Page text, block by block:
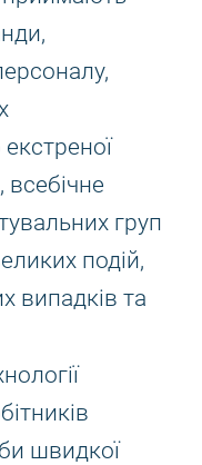
груп
подій,
випадків та
швидкої